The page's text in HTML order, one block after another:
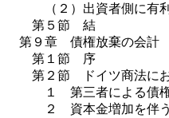
（２）出資者側に有利
第５節 結
第９章 債権放棄の会計
第１節 序
第２節 ドイツ商法にお
１ 第三者による債権
２ 資本金増加を伴う